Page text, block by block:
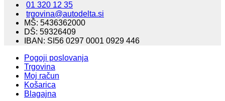
01 320 12 35
trgovina@autodelta.si
MŠ: 5436362000
DŠ: 59326409
IBAN: SI56 0297 0001 0929 446
Pogoji poslovanja
Trgovina
Moj račun
Košarica
Blagajna